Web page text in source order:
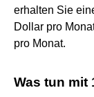
erhalten Sie
Dollar pro
pro Monat.
Was tun mit